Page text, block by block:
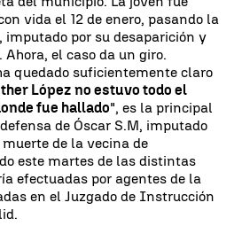
vida el 12 de enero, pasando la
imputado por su desaparición y
el caso da un giro.
quedado suficientemente claro
López no estuvo todo el
fue hallado", es la principal
de Óscar S.M, imputado
de la vecina de
este martes de las distintas
efectuadas por agentes de la
en el Juzgado de Instrucción